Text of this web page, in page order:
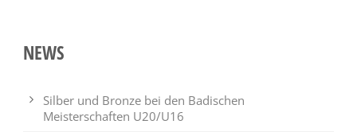
NEWS
Silber und Bronze bei den Badischen
Meisterschaften U20/U16